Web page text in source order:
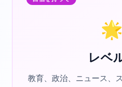
🌟
レベ
教育、政治、ニュース、